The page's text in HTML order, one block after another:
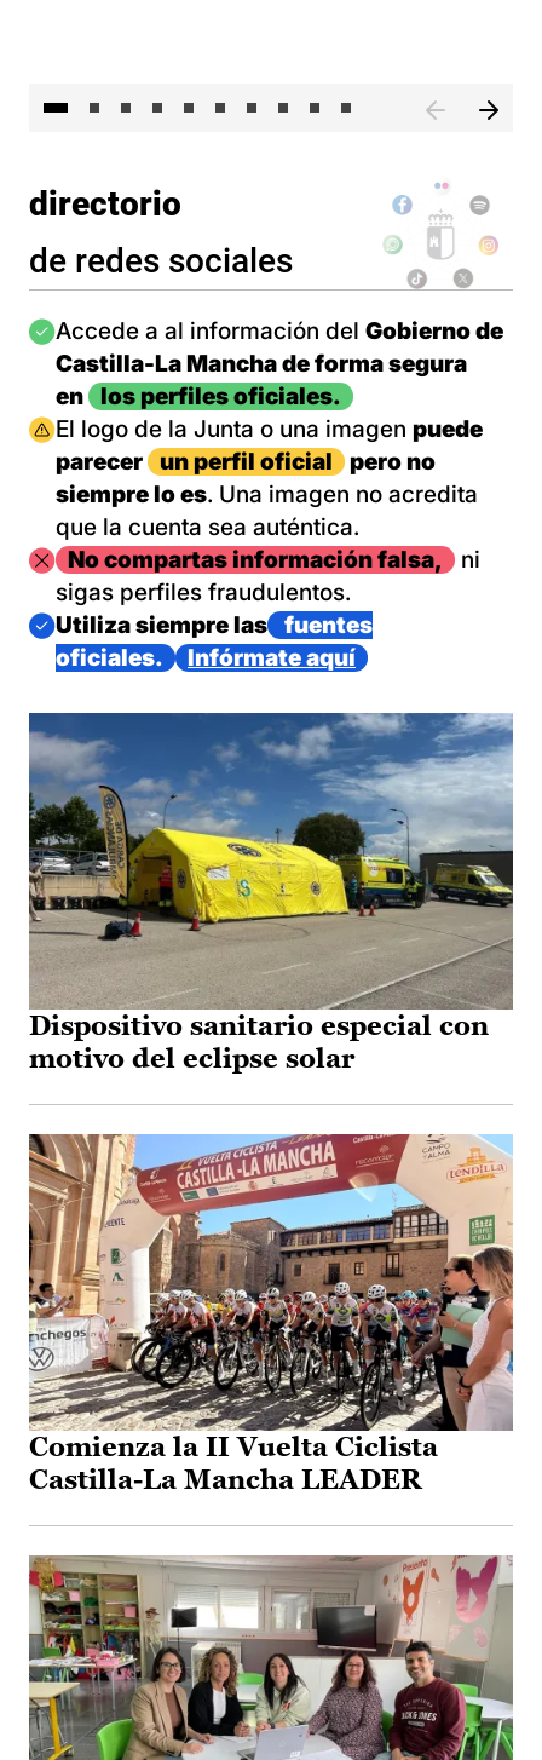
directorio
de redes sociales
Imagen
Accede a al información del Gobierno de
Castilla-La Mancha de forma segura
en
los perfiles oficiales.
Imagen
El logo de la Junta o una imagen puede
parecer
un perfil oficial
pero no
siempre lo es. Una imagen no acredita
que la cuenta sea auténtica.
ImagenNo compartas información falsa,
ni
sigas perfiles fraudulentos.
Imagen
Utiliza siempre las
fuentes
oficiales.
Infórmate aquí
Dispositivo sanitario especial con
motivo del eclipse solar
Comienza la II Vuelta Ciclista
Castilla-La Mancha LEADER